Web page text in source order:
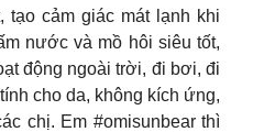
tạo cảm giác mát lạnh khi
nước và mồ hôi siêu tốt,
động ngoài trời, đi bơi, đi
cho da, không kích ứng,
chị. Em #omisunbear thì